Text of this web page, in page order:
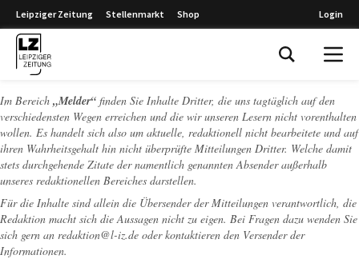
Leipziger Zeitung Stellenmarkt Shop Login
Im Bereich „Melder“ finden Sie Inhalte Dritter, die uns tagtäglich auf den
verschiedensten Wegen erreichen und die wir unseren Lesern nicht vorenthalten
wollen. Es handelt sich also um aktuelle, redaktionell nicht bearbeitete und auf
ihren Wahrheitsgehalt hin nicht überprüfte Mitteilungen Dritter. Welche damit
stets durchgehende Zitate der namentlich genannten Absender außerhalb
unseres redaktionellen Bereiches darstellen.
Für die Inhalte sind allein die Übersender der Mitteilungen verantwortlich, die
Redaktion macht sich die Aussagen nicht zu eigen. Bei Fragen dazu wenden Sie
sich gern an redaktion@l-iz.de oder kontaktieren den Versender der
Informationen.